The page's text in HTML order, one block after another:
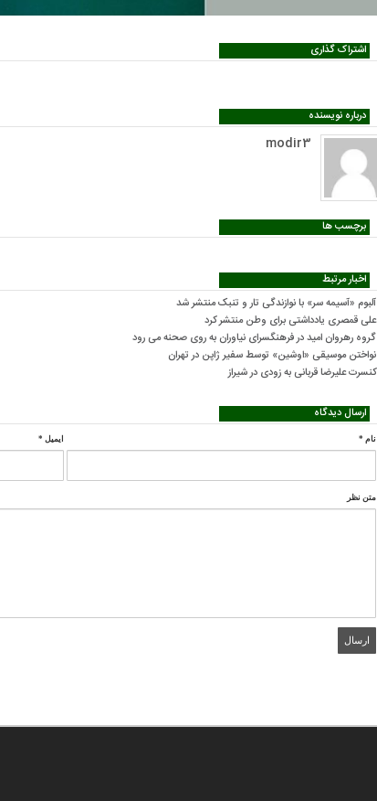
اشتراک گذاری
درباره نویسنده
modir3
برچسب ها
اخبار مرتبط
آلبوم «آسیمه سر» با نوازندگی تار و تنبک منتشر شد
علی قمصری یادداشتی برای وطن منتشر کرد
گروه رهروان امید در فرهنگسرای نیاوران به روی صحنه می رود
نواختن موسیقی «اوشین» توسط سفیر ژاپن در تهران
کنسرت علیرضا قربانی به زودی در شیراز
ارسال دیدگاه
نام * ایمیل *
متن نظر